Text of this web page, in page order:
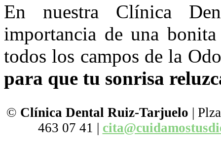
En nuestra Clínica
importancia de una
todos los campos de la
para que tu sonrisa
© Clínica Dental Ruiz-Tarjuelo |
463 07 41 |